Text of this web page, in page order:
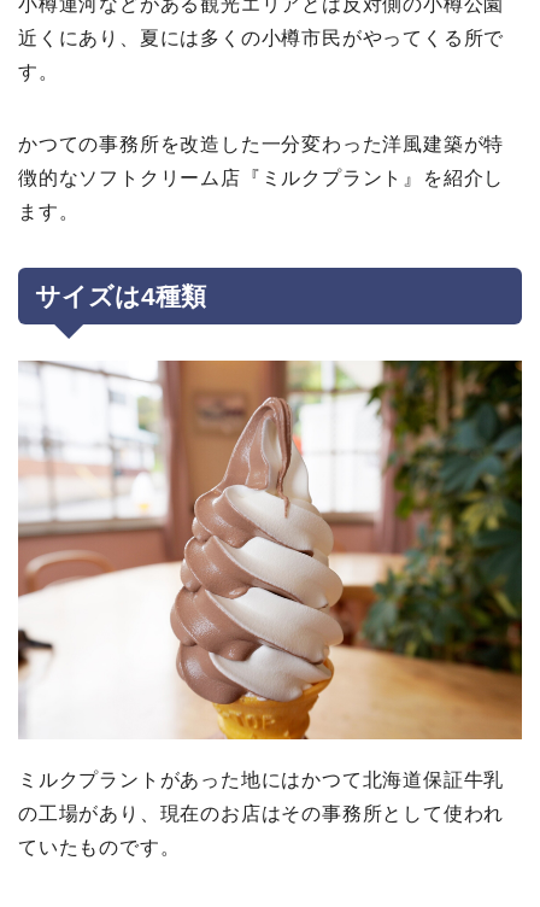
小樽運河などがある観光エリアとは反対側の小樽公園
近くにあり、夏には多くの小樽市民がやってくる所で
す。
かつての事務所を改造した一分変わった洋風建築が特
徴的なソフトクリーム店『ミルクプラント』を紹介し
ます。
サイズは4種類
ミルクプラントがあった地にはかつて北海道保証牛乳
の工場があり、現在のお店はその事務所として使われ
ていたものです。